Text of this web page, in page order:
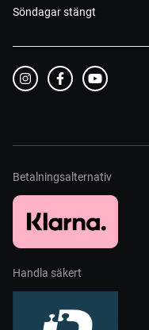
Söndagar stängt
Betalningsalternativ
Handla säkert